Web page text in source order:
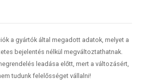
a gyártók által megadott adatok, melyet a
bejelentés nélkül megváltoztathatnak.
leadása előtt, mert a változásért,
tudunk felelősséget vállalni!